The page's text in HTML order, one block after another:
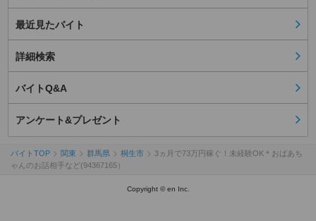
最近見たバイト
詳細検索
バイトQ&A
アンケート&プレゼント
バイトTOP 関東 群馬県 桐生市
3ヵ月で73万円稼ぐ！未経験OK＊おばあち
ゃんのお話相手など(94367165）
Copyright © en Inc.